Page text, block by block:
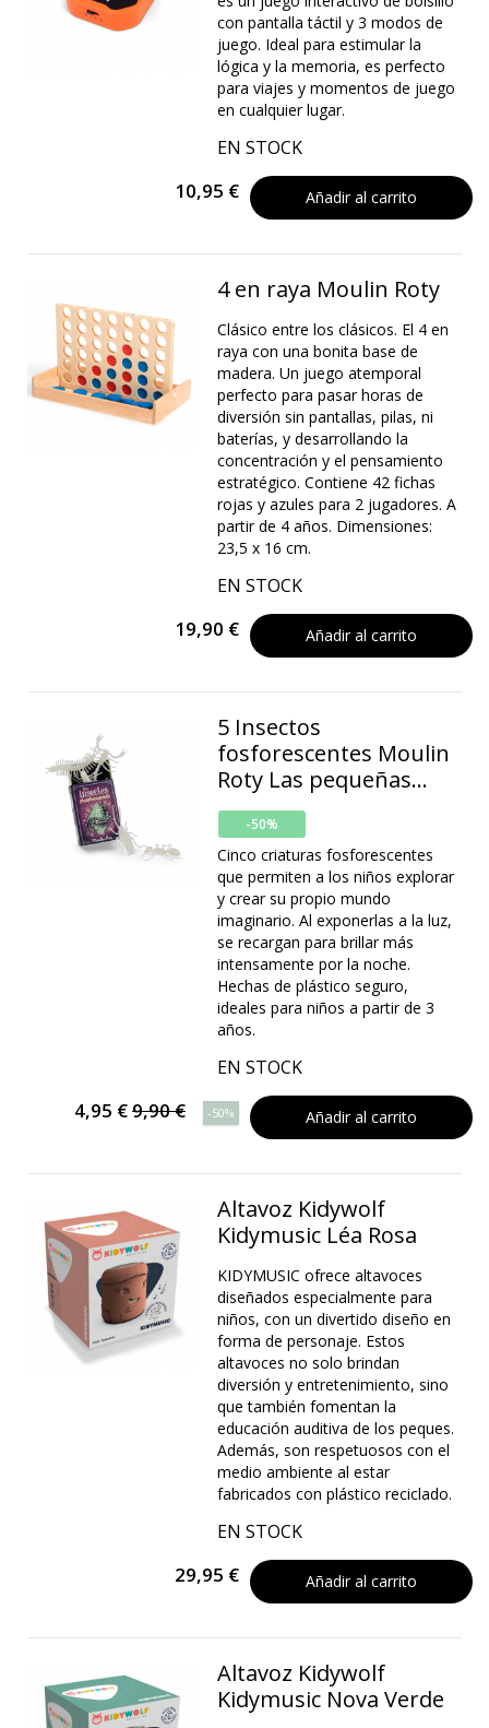
con pantalla táctil y 3 modos de
juego. Ideal para estimular la
lógica y la memoria, es perfecto
para viajes y momentos de juego
en cualquier lugar.
EN STOCK
10,95 € Añadir al carrito
4 en raya Moulin Roty
Clásico entre los clásicos. El 4 en
raya con una bonita base de
madera. Un juego atemporal
perfecto para pasar horas de
diversión sin pantallas, pilas, ni
baterías, y desarrollando la
concentración y el pensamiento
estratégico. Contiene 42 fichas
rojas y azules para 2 jugadores. A
partir de 4 años. Dimensiones:
23,5 x 16 cm.
EN STOCK
19,90 € Añadir al carrito
5 Insectos
fosforescentes Moulin
Roty Las pequeñas...
-50%
Cinco criaturas fosforescentes
que permiten a los niños explorar
y crear su propio mundo
imaginario. Al exponerlas a la luz,
se recargan para brillar más
intensamente por la noche.
Hechas de plástico seguro,
ideales para niños a partir de 3
años.
EN STOCK
4,95 €9,90 € -50% Añadir al carrito
Altavoz Kidywolf
Kidymusic Léa Rosa
KIDYMUSIC ofrece altavoces
diseñados especialmente para
niños, con un divertido diseño en
forma de personaje. Estos
altavoces no solo brindan
diversión y entretenimiento, sino
que también fomentan la
educación auditiva de los peques.
Además, son respetuosos con el
medio ambiente al estar
fabricados con plástico reciclado.
EN STOCK
29,95 € Añadir al carrito
Altavoz Kidywolf
Kidymusic Nova Verde